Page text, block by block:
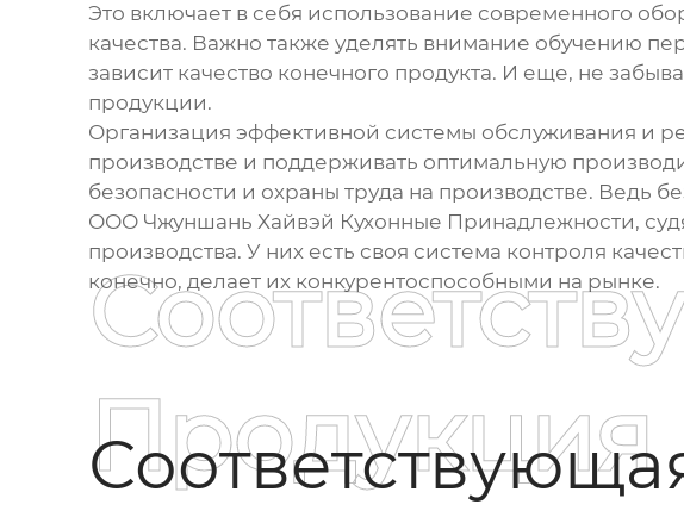
Это включает в себя использование современного
качества. Важно также уделять внимание обучению
зависит качество конечного продукта. И еще, не
продукции.
Организация эффективной системы обслуживания и
производстве и поддерживать оптимальную
безопасности и охраны труда на производстве. Ведь
ООО Чжуншань Хайвэй Кухонные Принадлежности,
производства. У них есть своя система контроля
конечно, делает их конкурентоспособными на рынке.
Продукция